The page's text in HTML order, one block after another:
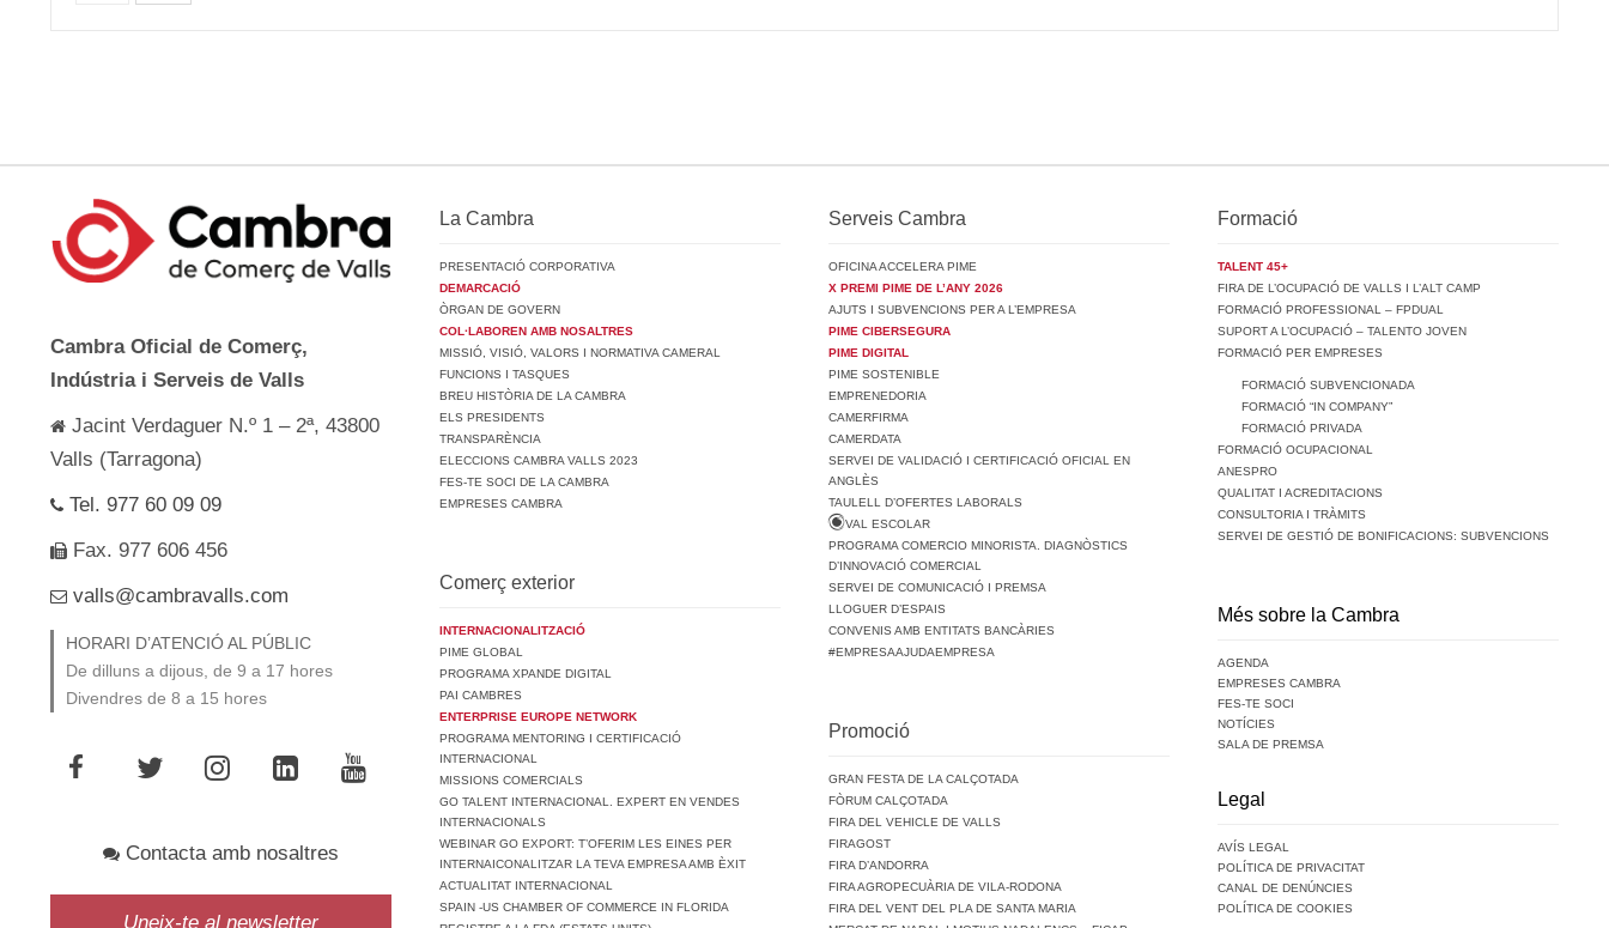
Cambra Oficial de Comerç,
Indústria i Serveis de Valls
Jacint Verdaguer N.º 1 – 2ª, 43800
Valls (Tarragona)
Tel. 977 60 09 09
Fax. 977 606 456
valls@cambravalls.com
HORARI D’ATENCIÓ AL PÚBLIC
De dilluns a dijous, de 9 a 17 hores
Divendres de 8 a 15 hores
Contacta amb nosaltres
Uneix-te al newsletter
La Cambra
PRESENTACIÓ CORPORATIVA
DEMARCACIÓ
ÒRGAN DE GOVERN
COL·LABOREN AMB NOSALTRES
MISSIÓ, VISIÓ, VALORS I NORMATIVA CAMERAL
FUNCIONS I TASQUES
BREU HISTÒRIA DE LA CAMBRA
ELS PRESIDENTS
TRANSPARÈNCIA
ELECCIONS CAMBRA VALLS 2023
FES-TE SOCI DE LA CAMBRA
EMPRESES CAMBRA
Comerç exterior
INTERNACIONALITZACIÓ
PIME GLOBAL
PROGRAMA XPANDE DIGITAL
PAI CAMBRES
ENTERPRISE EUROPE NETWORK
PROGRAMA MENTORING I CERTIFICACIÓ
INTERNACIONAL
MISSIONS COMERCIALS
GO TALENT INTERNACIONAL. EXPERT EN VENDES
INTERNACIONALS
WEBINAR GO EXPORT: T’OFERIM LES EINES PER
INTERNAICONALITZAR LA TEVA EMPRESA AMB ÈXIT
ACTUALITAT INTERNACIONAL
SPAIN -US CHAMBER OF COMMERCE IN FLORIDA
Serveis Cambra
OFICINA ACCELERA PIME
X PREMI PIME DE L’ANY 2026
AJUTS I SUBVENCIONS PER A L’EMPRESA
PIME CIBERSEGURA
PIME DIGITAL
PIME SOSTENIBLE
EMPRENEDORIA
CAMERFIRMA
CAMERDATA
SERVEI DE VALIDACIÓ I CERTIFICACIÓ OFICIAL EN
ANGLÈS
TAULELL D’OFERTES LABORALS
VAL ESCOLAR
PROGRAMA COMERCIO MINORISTA. DIAGNÒSTICS
D’INNOVACIÓ COMERCIAL
SERVEI DE COMUNICACIÓ I PREMSA
LLOGUER D’ESPAIS
CONVENIS AMB ENTITATS BANCÀRIES
#EMPRESAAJUDAEMPRESA
Promoció
GRAN FESTA DE LA CALÇOTADA
FÒRUM CALÇOTADA
FIRA DEL VEHICLE DE VALLS
FIRAGOST
FIRA D’ANDORRA
FIRA AGROPECUÀRIA DE VILA-RODONA
FIRA DEL VENT DEL PLA DE SANTA MARIA
Formació
TALENT 45+
FIRA DE L’OCUPACIÓ DE VALLS I L’ALT CAMP
FORMACIÓ PROFESSIONAL – FPDUAL
SUPORT A L’OCUPACIÓ – TALENTO JOVEN
FORMACIÓ PER EMPRESES
FORMACIÓ SUBVENCIONADA
FORMACIÓ “IN COMPANY”
FORMACIÓ PRIVADA
FORMACIÓ OCUPACIONAL
ANESPRO
QUALITAT I ACREDITACIONS
CONSULTORIA I TRÀMITS
SERVEI DE GESTIÓ DE BONIFICACIONS: SUBVENCIONS
Més sobre la Cambra
AGENDA
EMPRESES CAMBRA
FES-TE SOCI
NOTÍCIES
SALA DE PREMSA
Legal
AVÍS LEGAL
POLÍTICA DE PRIVACITAT
CANAL DE DENÚNCIES
POLÍTICA DE COOKIES